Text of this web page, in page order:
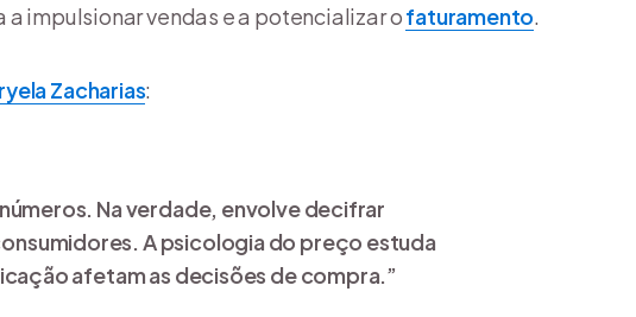
impulsionar vendas e a potencializar ofaturamento.
Zacharias:
Na verdade, envolve decifrar
A psicologia do preço estuda
afetam as decisões de compra.”